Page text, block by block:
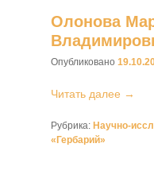
Олонова
Опубликовано
Читать далее →
Рубрика: Научно-
«Гербарий»